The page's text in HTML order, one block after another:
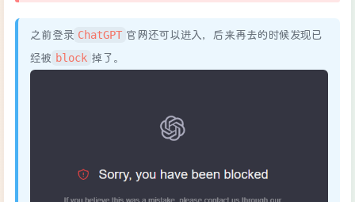
之前登录 ChatGPT 官网还可以进入，后来再去的时候发现已
经被 block 掉了。